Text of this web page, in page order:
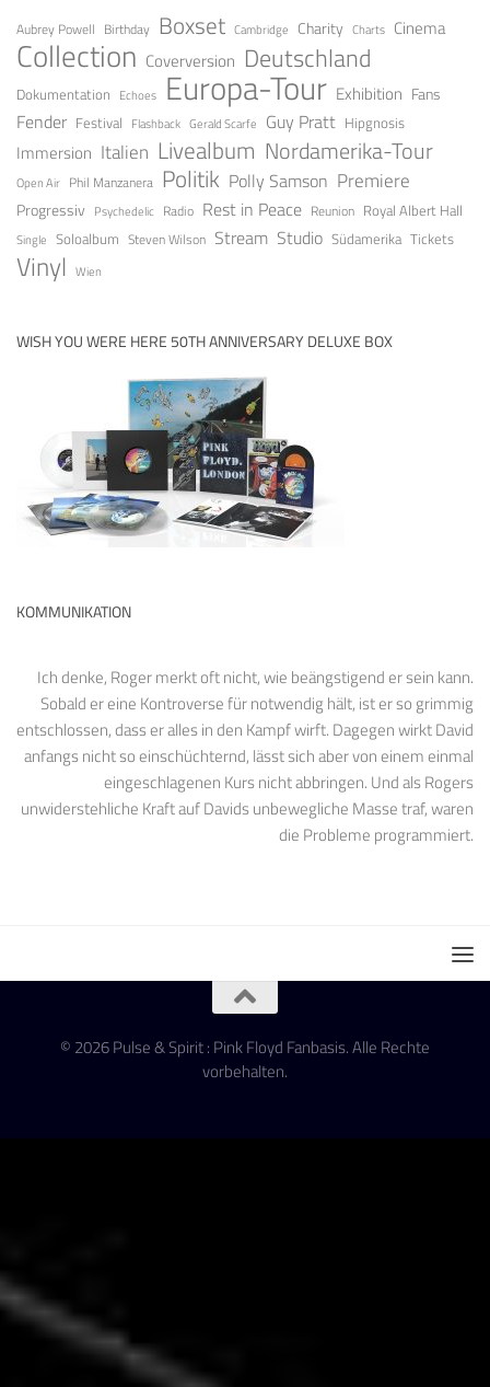
Aubrey Powell Birthday Boxset Cambridge Charity Charts Cinema
Collection Coverversion Deutschland
Dokumentation Echoes Europa-Tour Exhibition Fans
Fender Festival Flashback Gerald Scarfe Guy Pratt Hipgnosis
Immersion Italien Livealbum Nordamerika-Tour
Open Air Phil Manzanera Politik Polly Samson Premiere
Progressiv Psychedelic Radio Rest in Peace Reunion Royal Albert Hall
Single Soloalbum Steven Wilson Stream Studio Südamerika Tickets
Vinyl Wien
WISH YOU WERE HERE 50TH ANNIVERSARY DELUXE BOX
KOMMUNIKATION
Ich denke, Roger merkt oft nicht, wie beängstigend er sein kann.
Sobald er eine Kontroverse für notwendig hält, ist er so grimmig
entschlossen, dass er alles in den Kampf wirft. Dagegen wirkt David
anfangs nicht so einschüchternd, lässt sich aber von einem einmal
eingeschlagenen Kurs nicht abbringen. Und als Rogers
unwiderstehliche Kraft auf Davids unbewegliche Masse traf, waren
die Probleme programmiert.
© 2026 Pulse & Spirit : Pink Floyd Fanbasis. Alle Rechte
vorbehalten.